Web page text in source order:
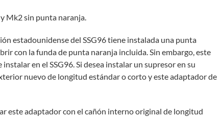
Mk2 sin punta naranja.
estadounidense del SSG96 tiene instalada una punta
con la funda de punta naranja incluida. Sin embargo, este
en el SSG96. Si desea instalar un supresor en su
nuevo de longitud estándar o corto y este adaptador de
este adaptador con el cañón interno original de longitud